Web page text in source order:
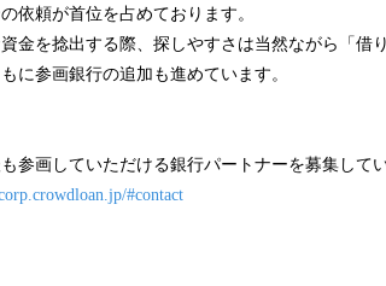
依頼が首位を占めております。
金を捻出する際、探しやすさは当然ながら「借
に参画銀行の追加も進めています。
参画していただける銀行パートナーを募集してい
#contact